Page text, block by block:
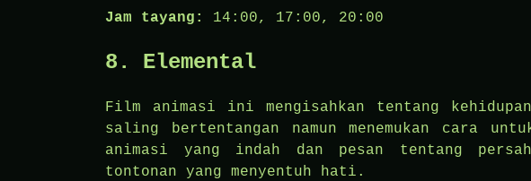
Jam tayang: 14:00, 17:00, 20:00
8. Elemental
Film animasi ini mengisahkan tentang
saling bertentangan namun menemukan cara
animasi yang indah dan pesan tentang
tontonan yang menyentuh hati.